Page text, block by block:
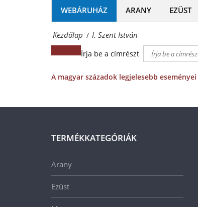
Kft.
-
Érmék
és
emlékérmek
WEBÁRUHÁZ ARANY EZÜST
Kezdőlap / I. Szent István
Írja be a címrészt
A magyar századok legjelesebb eseményei
TERMÉKKATEGÓRIÁK
Arany
Ezüst
forgalmazója!